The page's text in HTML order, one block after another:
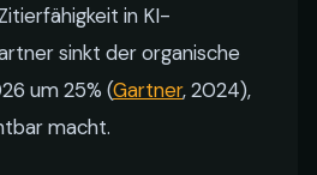
in KI-
sinkt der organische
um 25% (Gartner, 2024),
macht.